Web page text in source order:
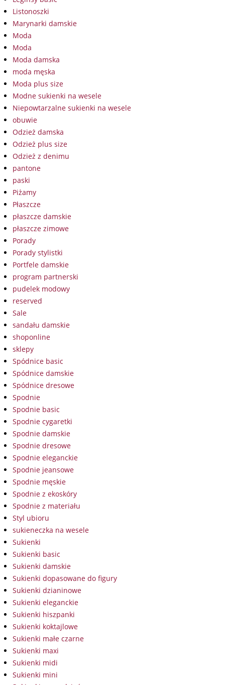
Listonoszki
Marynarki damskie
Moda
Moda
Moda damska
moda męska
Moda plus size
Modne sukienki na wesele
Niepowtarzalne sukienki na wesele
obuwie
Odzież damska
Odzież plus size
Odzież z denimu
pantone
paski
Piżamy
Płaszcze
płaszcze damskie
płaszcze zimowe
Porady
Porady stylistki
Portfele damskie
program partnerski
pudelek modowy
reserved
Sale
sandału damskie
shoponline
sklepy
Spódnice basic
Spódnice damskie
Spódnice dresowe
Spodnie
Spodnie basic
Spodnie cygaretki
Spodnie damskie
Spodnie dresowe
Spodnie eleganckie
Spodnie jeansowe
Spodnie męskie
Spodnie z ekoskóry
Spodnie z materiału
Styl ubioru
sukieneczka na wesele
Sukienki
Sukienki basic
Sukienki damskie
Sukienki dopasowane do figury
Sukienki dzianinowe
Sukienki eleganckie
Sukienki hiszpanki
Sukienki koktajlowe
Sukienki małe czarne
Sukienki maxi
Sukienki midi
Sukienki mini